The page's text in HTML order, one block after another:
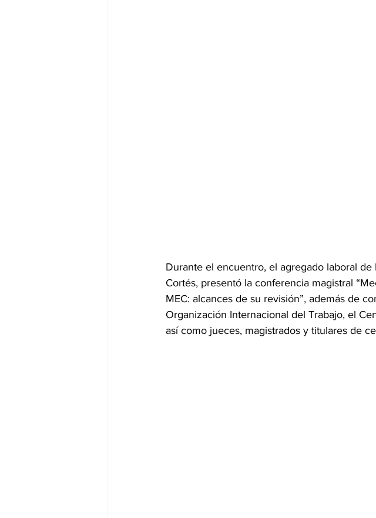
Durante el encuentro, el agregado laboral
Cortés, presentó la conferencia magistral
MEC: alcances de su revisión”, además de
Organización Internacional del Trabajo, el
así como jueces, magistrados y titulares de